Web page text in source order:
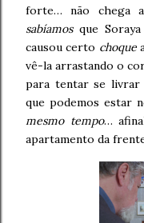
forte… não chega
sabíamosque Soraya
causou certo choque
vê-la arrastando o
para tentar se livrar
que podemos estar
mesmo tempo…
apartamento da